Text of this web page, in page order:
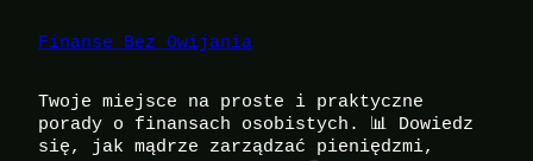
Finanse Bez Owijania
Twoje miejsce na proste i praktyczne
porady o finansach osobistych. 📊 Dowiedz
się, jak mądrze zarządzać pieniędzmi,